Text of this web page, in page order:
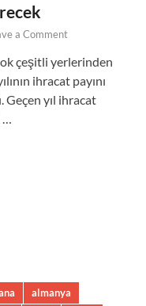
a Comment
çeşitli yerlerinden
ihracat payını
Geçen yıl ihracat
almanya